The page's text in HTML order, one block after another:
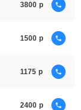
3800
1500
1175
2400